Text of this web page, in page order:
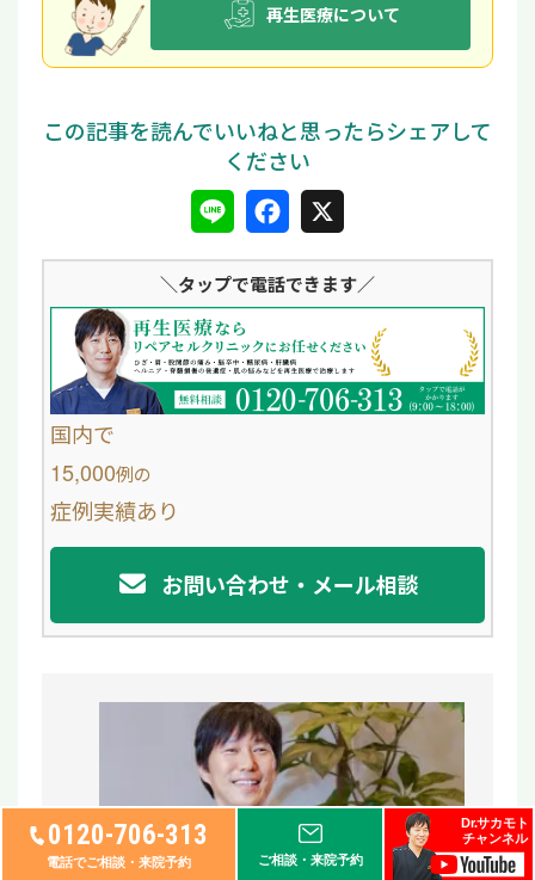
0120-706-313
電話でご相談・来院予約 ご相談・来院予約
Dr.サカモト
チャンネル
再生医療について
L
n
e
F
c
e
b
o
X
＼タップで電話できます／
国内で
15,000例の
症例実績あり
お問い合わせ・メール相談